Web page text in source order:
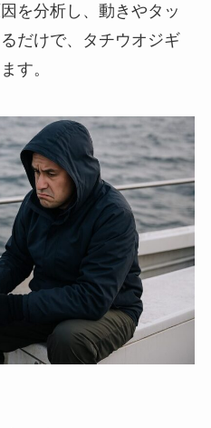
を分析し、動きやタッ
だけで、タチウオジギ
す。